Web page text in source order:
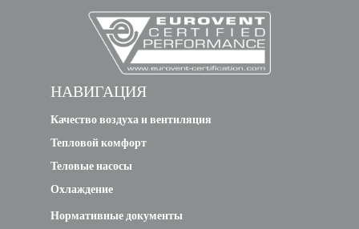
НАВИГАЦИЯ
Качество воздуха и вентиляция
Тепловой комфорт
Теловые насосы
Охлаждение
Нормативные документы